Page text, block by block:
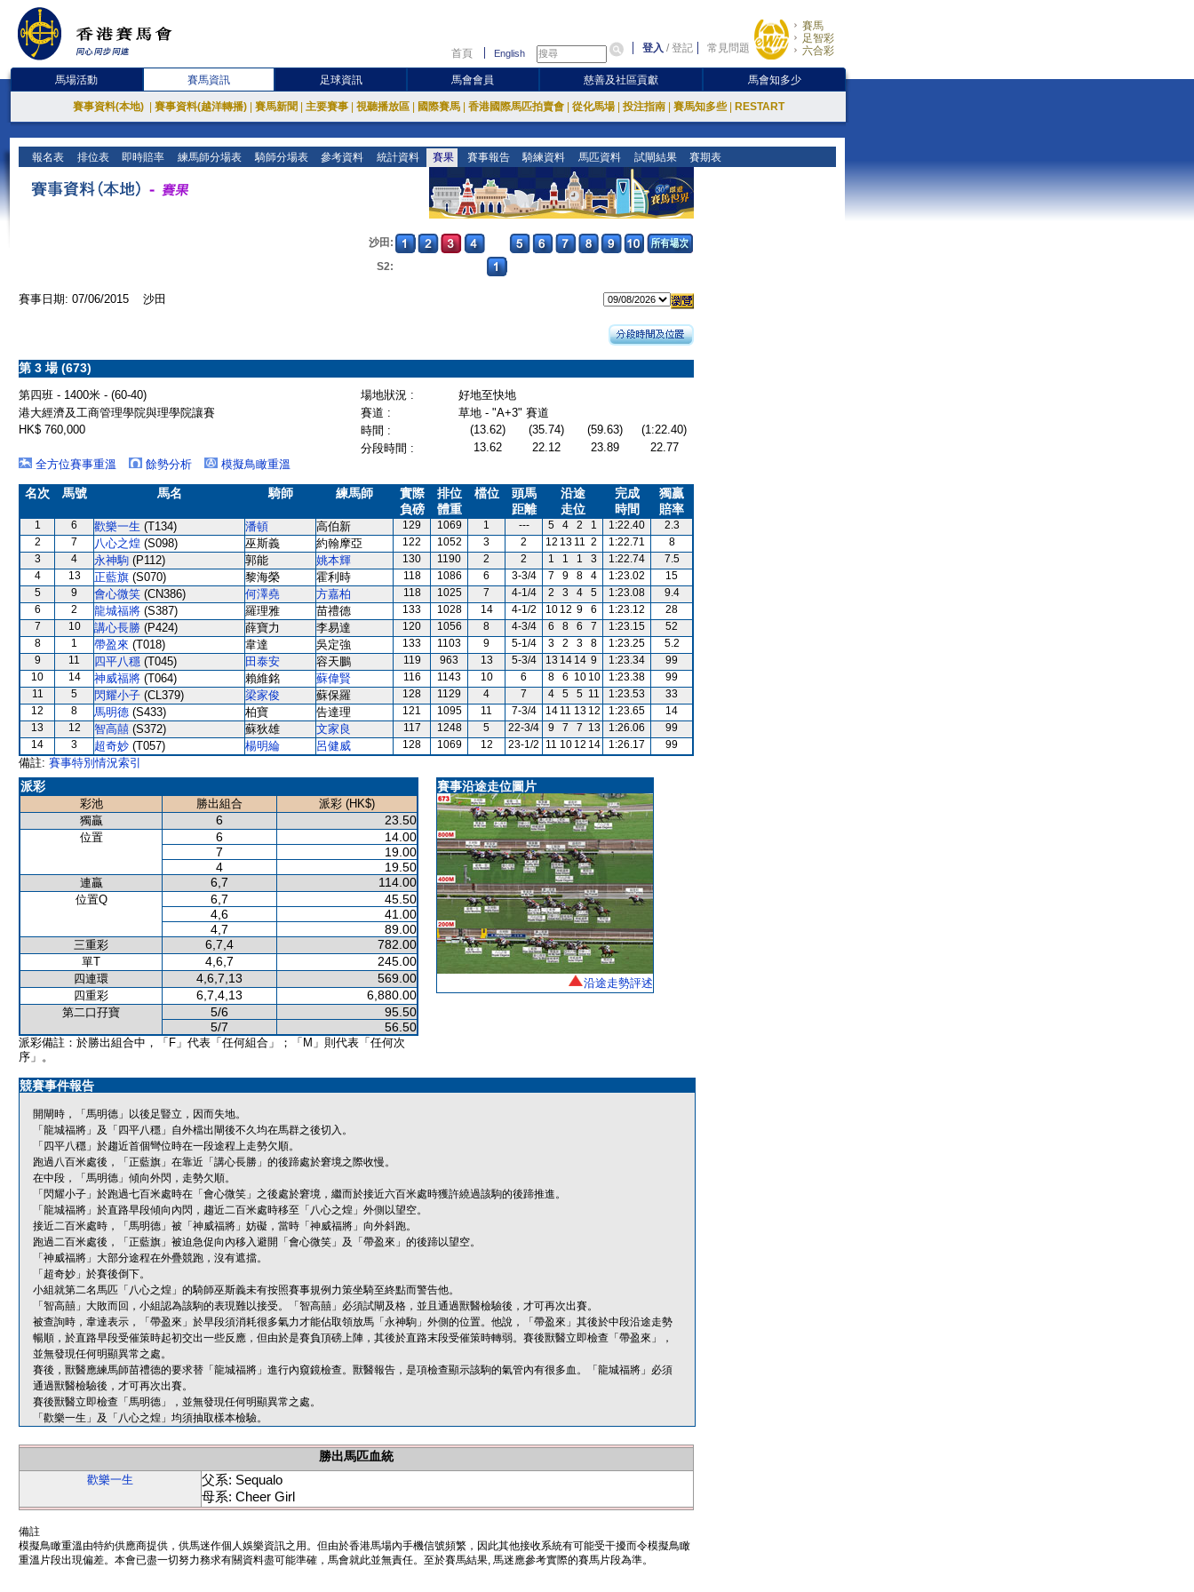
首頁 English 登入 /登記 常見問題
賽馬
足智彩
六合彩
馬場活動 賽馬資訊 足球資訊 馬會會員 慈善及社區貢獻 馬會知多少
賽事資料(本地) 賽事資料(越洋轉播) 賽馬新聞 主要賽事 視聽播放區 國際賽馬 香港國際馬匹拍賣會 從化馬場 投注指南 賽馬知多些 RESTART
報名表 排位表 即時賠率 練馬師分場表 騎師分場表 參考資料 統計資料 賽果 賽事報告 騎練資料 馬匹資料 試閘結果 賽期表
沙田:
S2:
賽事日期: 07/06/2015 沙田
第 3 場 (673)
第四班 - 1400米 - (60-40) 場地狀況 :
好地至快地
港大經濟及工商管理學院與理學院讓賽
賽道 :
草地 - "A+3" 賽道
HK$ 760,000
時間 : (13.62) (35.74) (59.63)
(1:22.40)
分段時間 :
13.62 22.12 23.89
22.77
全方位賽事重溫
餘勢分析 模擬鳥瞰重溫
名次 馬號 馬名 騎師 練馬師
實際
負磅
排位
體重
檔位
頭馬
距離
沿途
走位
完成
時間
獨贏
賠率
1 6 歡樂一生 (T134) 潘頓 高伯新 129 1069 1 --- 5 4 2 1 1:22.40
2.3
2
7 八心之煌 (S098) 巫斯義 約翰摩亞 122 1052 3 2 12 13 11 2 1:22.71
8
3
4 永神駒 (P112) 郭能 姚本輝 130 1190 2 2 1 1 1 3 1:22.74
7.5
4
13 正藍旗 (S070) 黎海榮 霍利時 118 1086 6 3-3/4 7 9 8 4 1:23.02
15
5
9 會心微笑 (CN386) 何澤堯 方嘉柏 118 1025 7 4-1/4 2 3 4 5 1:23.08
9.4
6
2 龍城福將 (S387) 羅理雅 苗禮德 133 1028 14 4-1/2 10 12 9 6 1:23.12
28
7
10 講心長勝 (P424) 薛寶力 李易達 120 1056 8 4-3/4 6 8 6 7 1:23.15
52
8
1 帶盈來 (T018) 韋達 吳定強 133 1103 9 5-1/4 3 2 3 8 1:23.25
5.2
9
11 四平八穩 (T045) 田泰安 容天鵬 119 963 13 5-3/4 13 14 14 9 1:23.34
99
10
14 神威福將 (T064) 賴維銘 蘇偉賢 116 1143 10 6 8 6 10 10 1:23.38
99
11
5 閃耀小子 (CL379) 梁家俊 蘇保羅 128 1129 4 7 4 5 5 11 1:23.53
33
12
8 馬明德 (S433) 柏寶 告達理 121 1095 11 7-3/4 14 11 13 12 1:23.65
14
13
12 智高囍 (S372) 蘇狄雄 文家良 117 1248 5 22-3/4 9 7 7 13 1:26.06
99
14
3 超奇妙 (T057) 楊明綸 呂健威 128 1069 12 23-1/2 11 10 12 14 1:26.17 99
備註: 賽事特別情況索引
派彩
彩池 勝出組合
派彩 (HK$)
獨贏
6 23.50
位置 6
14.00
7
19.00
4
19.50
連贏 6,7 114.00
位置Q 6,7
45.50
4,6
41.00
4,7
89.00
三重彩 6,7,4 782.00
單T 4,6,7 245.00
四連環 4,6,7,13 569.00
四重彩 6,7,4,13 6,880.00
第二口孖寶 5/6
95.50
5/7
56.50
派彩備註：於勝出組合中，「F」代表「任何組合」；「M」則代表「任何次
序」。
賽事沿途走位圖片
沿途走勢評述
競賽事件報告
開閘時，「馬明德」以後足豎立，因而失地。
「龍城福將」及「四平八穩」自外檔出閘後不久均在馬群之後切入。
「四平八穩」於趨近首個彎位時在一段途程上走勢欠順。
跑過八百米處後，「正藍旗」在靠近「講心長勝」的後蹄處於窘境之際收慢。
在中段，「馬明德」傾向外閃，走勢欠順。
「閃耀小子」於跑過七百米處時在「會心微笑」之後處於窘境，繼而於接近六百米處時獲許繞過該駒的後蹄推進。
「龍城福將」於直路早段傾向內閃，趨近二百米處時移至「八心之煌」外側以望空。
接近二百米處時，「馬明德」被「神威福將」妨礙，當時「神威福將」向外斜跑。
跑過二百米處後，「正藍旗」被迫急促向內移入避開「會心微笑」及「帶盈來」的後蹄以望空。
「神威福將」大部分途程在外疊競跑，沒有遮擋。
「超奇妙」於賽後倒下。
小組就第二名馬匹「八心之煌」的騎師巫斯義未有按照賽事規例力策坐騎至終點而警告他。
「智高囍」大敗而回，小組認為該駒的表現難以接受。「智高囍」必須試閘及格，並且通過獸醫檢驗後，才可再次出賽。
被查詢時，韋達表示，「帶盈來」於早段須消耗很多氣力才能佔取領放馬「永神駒」外側的位置。他說，「帶盈來」其後於中段沿途走勢
暢順，於直路早段受催策時起初交出一些反應，但由於是賽負頂磅上陣，其後於直路末段受催策時轉弱。賽後獸醫立即檢查「帶盈來」，
並無發現任何明顯異常之處。
賽後，獸醫應練馬師苗禮德的要求替「龍城福將」進行內窺鏡檢查。獸醫報告，是項檢查顯示該駒的氣管內有很多血。「龍城福將」必須
通過獸醫檢驗後，才可再次出賽。
賽後獸醫立即檢查「馬明德」，並無發現任何明顯異常之處。
「歡樂一生」及「八心之煌」均須抽取樣本檢驗。
勝出馬匹血統
歡樂一生
父系: Sequalo
母系: Cheer Girl
備註
模擬鳥瞰重溫由特約供應商提供，供馬迷作個人娛樂資訊之用。但由於香港馬場內手機信號頻繁，因此其他接收系統有可能受干擾而令模擬鳥瞰
重溫片段出現偏差。本會已盡一切努力務求有關資料盡可能準確，馬會就此並無責任。至於賽馬結果, 馬迷應參考實際的賽馬片段為準。